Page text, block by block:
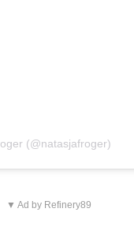
(@natasjafroger)
▼ Ad by Refinery89